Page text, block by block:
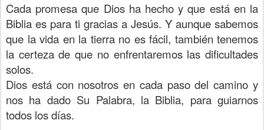
Cada promesa que Dios ha hecho y que está en la
Biblia es para ti gracias a Jesús. Y aunque sabemos
que la vida en la tierra no es fácil, también tenemos
la certeza de que no enfrentaremos las dificultades
solos.
Dios está con nosotros en cada paso del camino y
nos ha dado Su Palabra, la Biblia, para guiarnos
todos los días.